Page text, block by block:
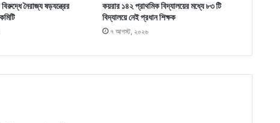
নৈরাজ্য ষড়যন্ত্রের
কয়রার ১৪২ প্রাথমিক বিদ্যালয়ের মধ্যে ৮৩ টি
বিদ্যালয়ে নেই প্রধান শিক্ষক
৭ আগস্ট, ২০২৬